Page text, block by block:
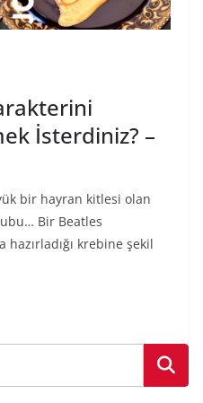
İsterdiniz? –
bir hayran kitlesi olan
Bir Beatles
hazırladığı krebine şekil